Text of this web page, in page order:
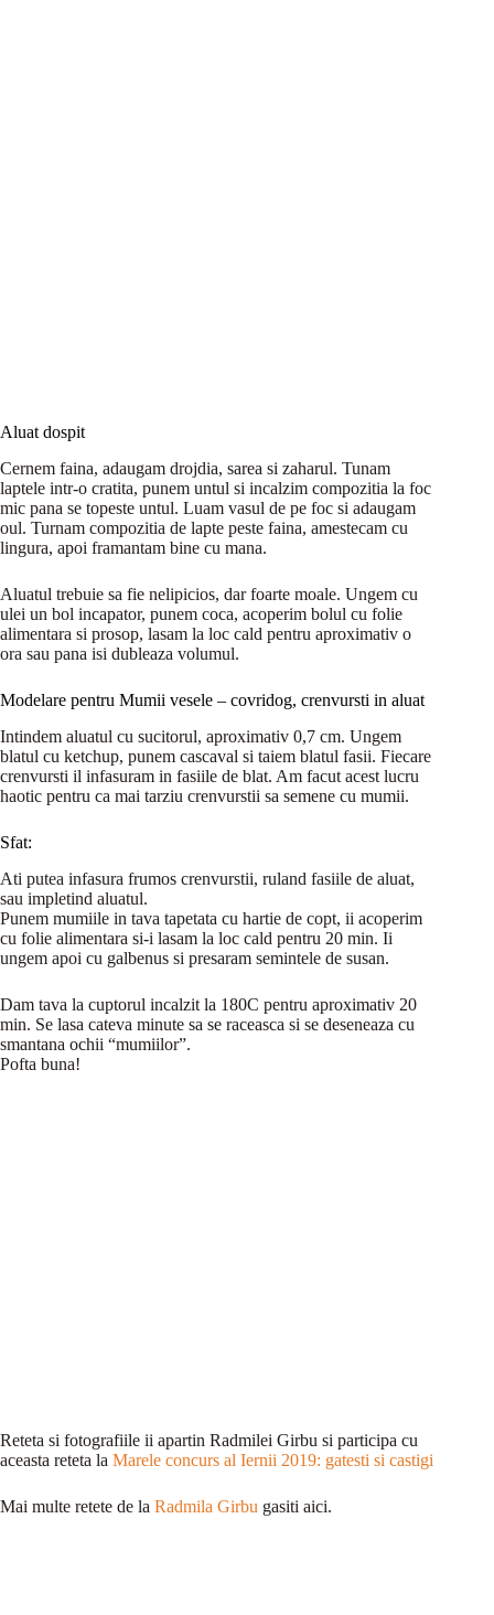
Aluat dospit
Cernem faina, adaugam drojdia, sarea si zaharul. Tunam
laptele intr-o cratita, punem untul si incalzim compozitia la foc
mic pana se topeste untul. Luam vasul de pe foc si adaugam
oul. Turnam compozitia de lapte peste faina, amestecam cu
lingura, apoi framantam bine cu mana.
Aluatul trebuie sa fie nelipicios, dar foarte moale. Ungem cu
ulei un bol incapator, punem coca, acoperim bolul cu folie
alimentara si prosop, lasam la loc cald pentru aproximativ o
ora sau pana isi dubleaza volumul.
Modelare pentru Mumii vesele – covridog, crenvursti in aluat
Intindem aluatul cu sucitorul, aproximativ 0,7 cm. Ungem
blatul cu ketchup, punem cascaval si taiem blatul fasii. Fiecare
crenvursti il infasuram in fasiile de blat. Am facut acest lucru
haotic pentru ca mai tarziu crenvurstii sa semene cu mumii.
Sfat:
Ati putea infasura frumos crenvurstii, ruland fasiile de aluat,
sau impletind aluatul.
Punem mumiile in tava tapetata cu hartie de copt, ii acoperim
cu folie alimentara si-i lasam la loc cald pentru 20 min. Ii
ungem apoi cu galbenus si presaram semintele de susan.
Dam tava la cuptorul incalzit la 180C pentru aproximativ 20
min. Se lasa cateva minute sa se raceasca si se deseneaza cu
smantana ochii “mumiilor”.
Pofta buna!
Reteta si fotografiile ii apartin Radmilei Girbu si participa cu
aceasta reteta la Marele concurs al Iernii 2019: gatesti si castigi
Mai multe retete de la Radmila Girbu gasiti aici.